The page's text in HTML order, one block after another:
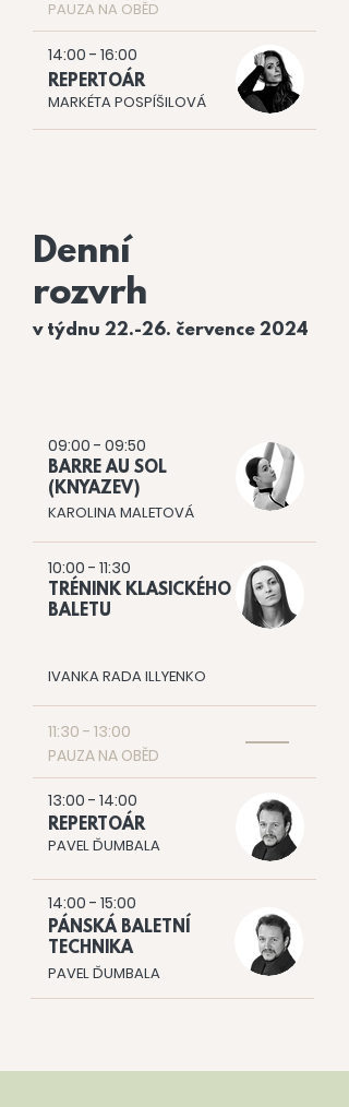
PAUZA NA OBĚD
REPERTOÁR
MARKÉTA POSPÍŠILOVÁ
14:00 - 16:00
Denní
rozvrh
v týdnu 22.-26. července 2024
BARRE AU SOL
(KNYAZEV)
KAROLINA MALETOVÁ
09:00 - 09:50
TRÉNINK KLASICKÉHO
BALETU
IVANKA RADA ILLYENKO
10:00 - 11:30
11:30 - 13:00
PAUZA NA OBĚD
REPERTOÁR
PAVEL ĎUMBALA
13:00 - 14:00
PÁNSKÁ BALETNÍ
TECHNIKA
PAVEL ĎUMBALA
14:00 - 15:00